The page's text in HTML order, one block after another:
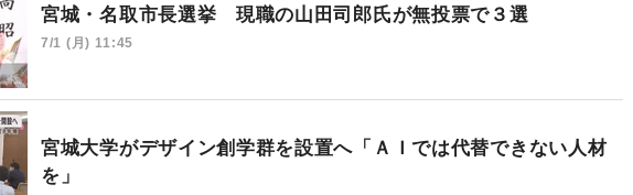
宮城・名取市長選挙 現職の山田司郎氏が無投票で３選
7/1 (月) 11:45
宮城大学がデザイン創学群を設置へ「ＡＩでは代替できない人材
を」